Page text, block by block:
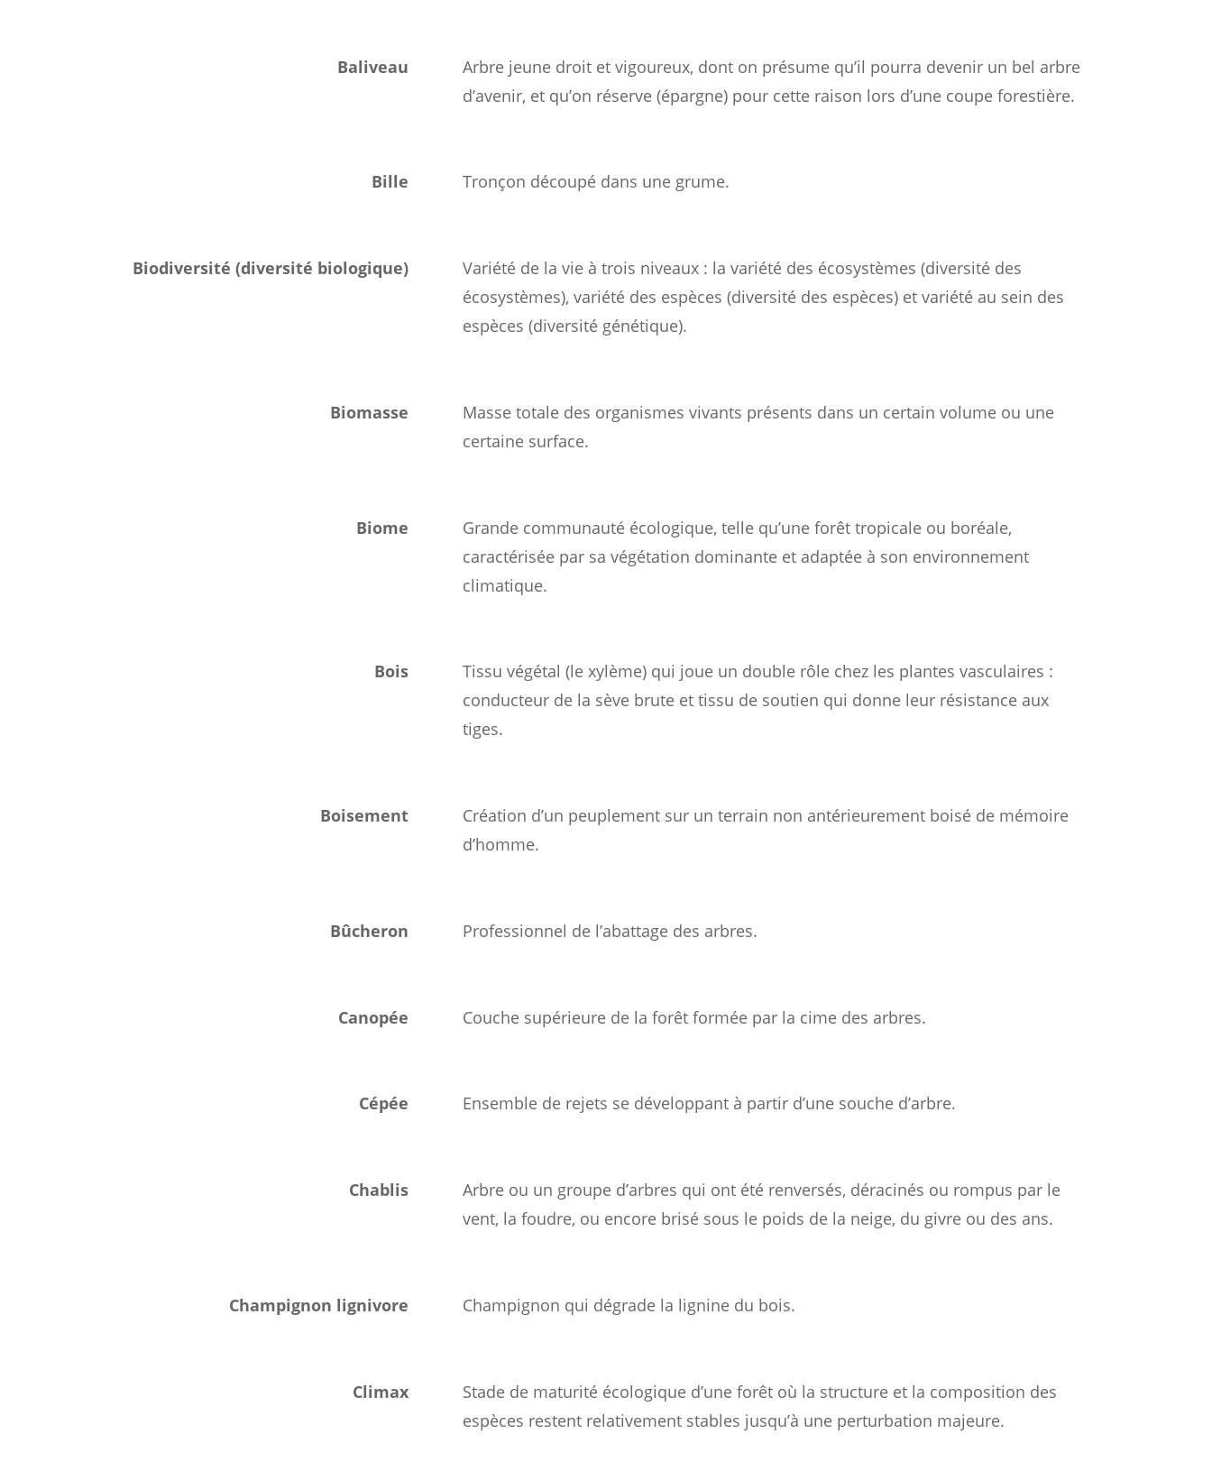
Baliveau
Arbre jeune droit et vigoureux, dont on présume qu’il pourra devenir un bel arbre
d’avenir, et qu’on réserve (épargne) pour cette raison lors d’une coupe forestière.
Bille Tronçon découpé dans une grume.
Biodiversité (diversité biologique)
Variété de la vie à trois niveaux : la variété des écosystèmes (diversité des
écosystèmes), variété des espèces (diversité des espèces) et variété au sein des
espèces (diversité génétique).
Biomasse
Masse totale des organismes vivants présents dans un certain volume ou une
certaine surface.
Biome
Grande communauté écologique, telle qu’une forêt tropicale ou boréale,
caractérisée par sa végétation dominante et adaptée à son environnement
climatique.
Bois
Tissu végétal (le xylème) qui joue un double rôle chez les plantes vasculaires :
conducteur de la sève brute et tissu de soutien qui donne leur résistance aux
tiges.
Boisement
Création d’un peuplement sur un terrain non antérieurement boisé de mémoire
d’homme.
Bûcheron Professionnel de l’abattage des arbres.
Canopée Couche supérieure de la forêt formée par la cime des arbres.
Cépée Ensemble de rejets se développant à partir d’une souche d’arbre.
Chablis
Arbre ou un groupe d’arbres qui ont été renversés, déracinés ou rompus par le
vent, la foudre, ou encore brisé sous le poids de la neige, du givre ou des ans.
Champignon lignivore Champignon qui dégrade la lignine du bois.
Climax
Stade de maturité écologique d’une forêt où la structure et la composition des
espèces restent relativement stables jusqu’à une perturbation majeure.